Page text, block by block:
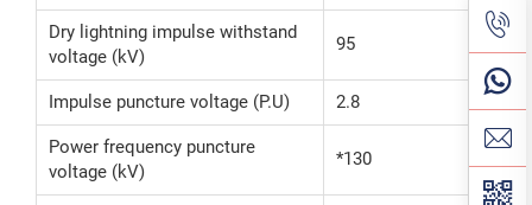
Dry lightning impulse withstand
voltage (kV)
95 95
Impulse puncture voltage (P.U) 2.8 2.8
Power frequency puncture
voltage (kV)
*130